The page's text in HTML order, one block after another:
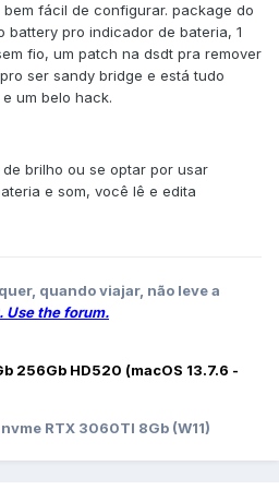
fácil de configurar. package do
battery pro indicador de bateria, 1
fio, um patch na dsdt pra remover
ser sandy bridge e está tudo
um belo hack.
brilho ou se optar por usar
e som, você lê e edita
quando viajar, não leve a
Use the forum.
256Gb HD520 (macOS 13.7.6 -
RTX 3060TI 8Gb (W11)